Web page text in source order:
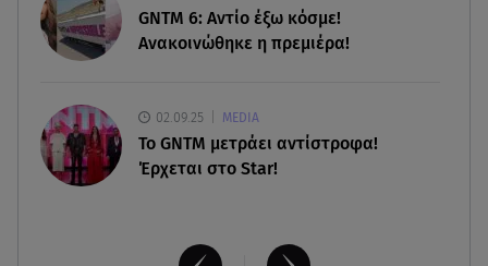
η μυϊκή απώλειαGNTM 6: Αντίο έξω κόσμε!
Ανακοινώθηκε η πρεμιέρα!
02.09.25 MEDIA
Το GNTM μετράει αντίστροφα!
Έρχεται στο Star!